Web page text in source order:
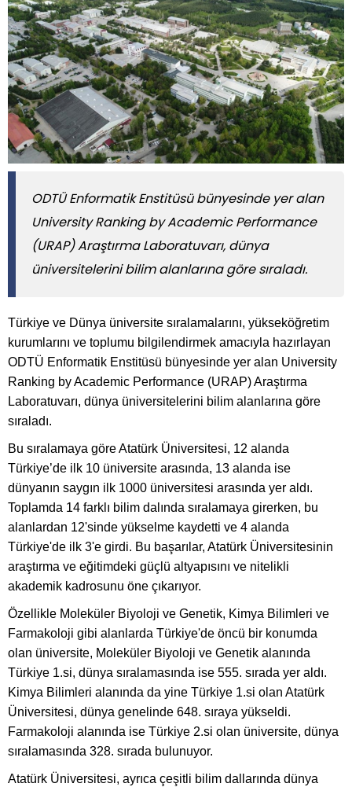
ODTÜ Enformatik Enstitüsü bünyesinde yer alan
University Ranking by Academic Performance
(URAP) Araştırma Laboratuvarı, dünya
üniversitelerini bilim alanlarına göre sıraladı.
Türkiye ve Dünya üniversite sıralamalarını, yükseköğretim
kurumlarını ve toplumu bilgilendirmek amacıyla hazırlayan
ODTÜ Enformatik Enstitüsü bünyesinde yer alan University
Ranking by Academic Performance (URAP) Araştırma
Laboratuvarı, dünya üniversitelerini bilim alanlarına göre
sıraladı.
Bu sıralamaya göre Atatürk Üniversitesi, 12 alanda
Türkiye’de ilk 10 üniversite arasında, 13 alanda ise
dünyanın saygın ilk 1000 üniversitesi arasında yer aldı.
Toplamda 14 farklı bilim dalında sıralamaya girerken, bu
alanlardan 12'sinde yükselme kaydetti ve 4 alanda
Türkiye'de ilk 3'e girdi. Bu başarılar, Atatürk Üniversitesinin
araştırma ve eğitimdeki güçlü altyapısını ve nitelikli
akademik kadrosunu öne çıkarıyor.
Özellikle Moleküler Biyoloji ve Genetik, Kimya Bilimleri ve
Farmakoloji gibi alanlarda Türkiye'de öncü bir konumda
olan üniversite, Moleküler Biyoloji ve Genetik alanında
Türkiye 1.si, dünya sıralamasında ise 555. sırada yer aldı.
Kimya Bilimleri alanında da yine Türkiye 1.si olan Atatürk
Üniversitesi, dünya genelinde 648. sıraya yükseldi.
Farmakoloji alanında ise Türkiye 2.si olan üniversite, dünya
sıralamasında 328. sırada bulunuyor.
Atatürk Üniversitesi, ayrıca çeşitli bilim dallarında dünya